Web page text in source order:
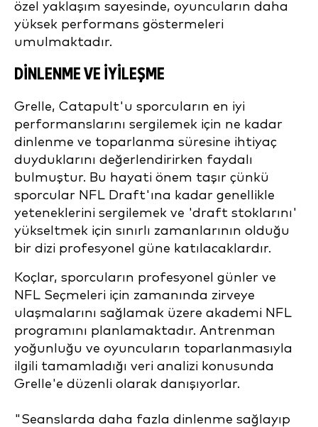
özel yaklaşım sayesinde, oyuncuların daha
yüksek performans göstermeleri
umulmaktadır.
DINLENME VE İYILEŞME
Grelle, Catapult'u sporcuların en iyi
performanslarını sergilemek için ne kadar
dinlenme ve toparlanma süresine ihtiyaç
duyduklarını değerlendirirken faydalı
bulmuştur. Bu hayati önem taşır çünkü
sporcular NFL Draft'ına kadar genellikle
yeteneklerini sergilemek ve 'draft stoklarını'
yükseltmek için sınırlı zamanlarının olduğu
bir dizi profesyonel güne katılacaklardır.
Koçlar, sporcuların profesyonel günler ve
NFL Seçmeleri için zamanında zirveye
ulaşmalarını sağlamak üzere akademi NFL
programını planlamaktadır. Antrenman
yoğunluğu ve oyuncuların toparlanmasıyla
ilgili tamamladığı veri analizi konusunda
Grelle'e düzenli olarak danışıyorlar.
"Seanslarda daha fazla dinlenme sağlayıp